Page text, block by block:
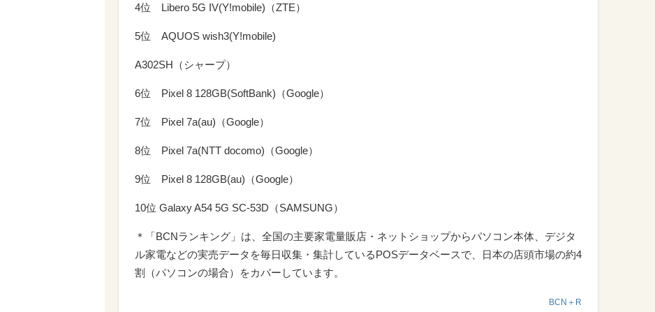
4位 Libero 5G IV(Y!mobile)（ZTE）
5位 AQUOS wish3(Y!mobile)
A302SH（シャープ）
6位 Pixel 8 128GB(SoftBank)（Google）
7位 Pixel 7a(au)（Google）
8位 Pixel 7a(NTT docomo)（Google）
9位 Pixel 8 128GB(au)（Google）
10位 Galaxy A54 5G SC-53D（SAMSUNG）
＊「BCNランキング」は、全国の主要家電量販店・ネットショップからパソコン本体、デジタ
ル家電などの実売データを毎日収集・集計しているPOSデータベースで、日本の店頭市場の約4
割（パソコンの場合）をカバーしています。
BCN＋R